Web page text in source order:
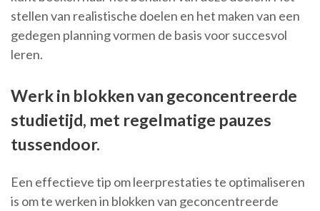
stellen van realistische doelen en het maken van een
gedegen planning vormen de basis voor succesvol
leren.
Werk in blokken van geconcentreerde
studietijd, met regelmatige pauzes
tussendoor.
Een effectieve tip om leerprestaties te optimaliseren
is om te werken in blokken van geconcentreerde